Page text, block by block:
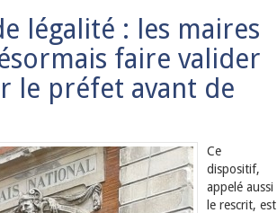
légalité : les maires
faire valider
le préfet avant de
Ce
dispositif,
appelé aussi
le rescrit, est